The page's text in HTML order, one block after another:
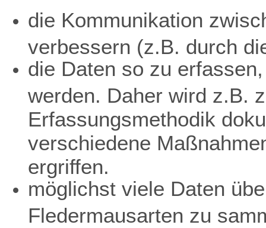
die Kommunikation
verbessern (z.B. durch
die Daten so zu
werden. Daher wird z.B.
Erfassungsmethodik
verschiedene
ergriffen.
möglichst viele Daten
Fledermausarten zu